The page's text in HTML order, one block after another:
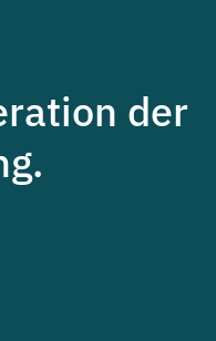
der